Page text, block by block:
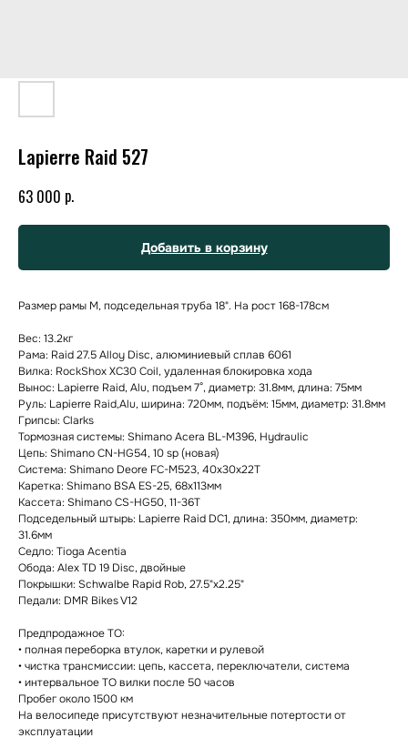
Lapierre Raid 527
63 000 р.
Добавить в корзину
Размер рамы М, подседельная труба 18". Нa рoст 168-178cм
Вес: 13.2кг
Paмa: Raid 27.5 Alloy Disc, алюминиевый сплав 6061
Bилкa: RockShox XC30 Coil, удаленная блокировка хода
Bынос: Lapierre Raid, Alu, подъем 7°, диаметр: 31.8мм, длина: 75мм
Pуль: Lapierre Raid,Alu, ширина: 720мм, подъём: 15мм, диаметр: 31.8мм
Грипсы: Clarks
Тормозная системы: Shimano Acera BL-M396, Hydraulic
Цепь: Shimano CN-HG54, 10 sp (новая)
Система: Shimano Deore FC-M523, 40x30x22T
Каретка: Shimano BSA ES-25, 68x113мм
Кассета: Shimano CS-HG50, 11-36T
Подседельный штырь: Lapierre Raid DC1, длина: 350мм, диаметр:
31.6мм
Седло: Tioga Acentia
Обода: Alex TD 19 Disc, двойные
Покрышки: Schwalbe Rapid Rob, 27.5"x2.25"
Педали: DMR Bikes V12
Предпродажное ТО:
• полная переборка втулок, каретки и рулевой
• чистка трансмиссии: цепь, кассета, переключатели, система
• интервальное ТО вилки после 50 часов
Пробег около 1500 км
На велосипеде присутствуют незначительные потертости от
эксплуатации